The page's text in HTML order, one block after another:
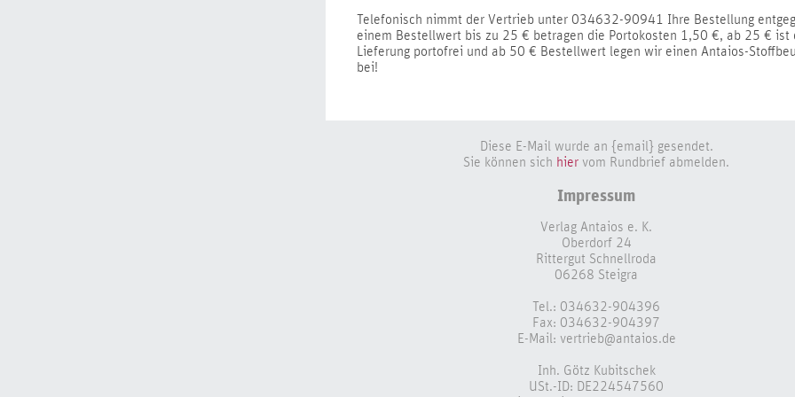
Telefonisch nimmt der Vertrieb unter 034632-90941 Ihre Bestellung
einem Bestellwert bis zu 25 € betragen die Portokosten 1,50 €, ab 25 € ist
Lieferung portofrei und ab 50 € Bestellwert legen wir einen Antaios-
bei!
Diese E-Mail wurde an {email} gesendet.
Sie können sich hier vom Rundbrief abmelden.
Impressum
Verlag Antaios e. K.
Oberdorf 24
Rittergut Schnellroda
06268 Steigra
Tel.: 034632-904396
Fax: 034632-904397
E-Mail: vertrieb@antaios.de
Inh. Götz Kubitschek
USt.-ID: DE224547560